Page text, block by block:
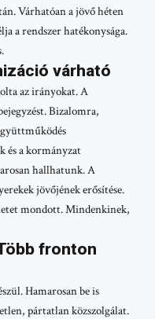
Várhatóan a jövő héten
a rendszer hatékonysága.
várható
az irányokat. A
Bizalomra,
és a kormányzat
hallhatunk. A
jövőjének erősítése.
mondott. Mindenkinek,
fronton
Hamarosan be is
pártatlan közszolgálat.